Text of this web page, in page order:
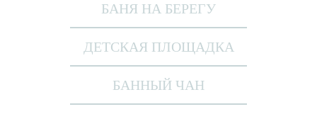
БАНЯ НА БЕРЕГУ
ДЕТСКАЯ ПЛОЩАДКА
БАННЫЙ ЧАН